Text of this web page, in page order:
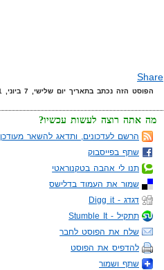
Share
הפוסט הזה נכתב בתאריך יום שלישי, 7 ביוני, 2011 בשעה 10:00 תחת הקטגוריות
מה אתה רוצה לעשות עכשיו?
הרשם לעדכונים, ותדאג להשאר מעודכן
שתף בפייסבוק
תנו לי אהבה בטקנוראטי
שמור את העמוד בדלישס
דגדג - Digg it
תתקיל - Stumble It
שלח את הפוסט לחבר
להדפיס את הפוסט
שתף ושמור